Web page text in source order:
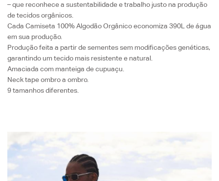
– que reconhece a sustentabilidade e trabalho justo na produção
de tecidos orgânicos.
Cada Camiseta 100% Algodão Orgânico economiza 390L de água
em sua produção.
Produção feita a partir de sementes sem modificações genéticas,
garantindo um tecido mais resistente e natural.
Amaciada com manteiga de cupuaçu.
Neck tape ombro a ombro.
9 tamanhos diferentes.